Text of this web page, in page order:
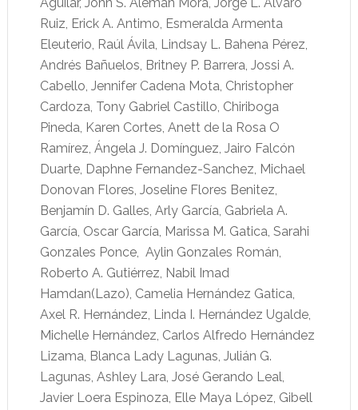
Ruiz, Erick A. Antimo, Esmeralda Armenta
Eleuterio, Raúl Ávila, Lindsay L. Bahena Pérez,
Andrés Bañuelos, Britney P. Barrera, Jossi A.
Cabello, Jennifer Cadena Mota, Christopher
Cardoza, Tony Gabriel Castillo, Chiriboga
Pineda, Karen Cortes, Anett de la Rosa O
Ramírez, Ángela J. Domínguez, Jairo Falcón
Duarte, Daphne Fernandez-Sanchez, Michael
Donovan Flores, Joseline Flores Benitez,
Benjamín D. Galles, Arly García, Gabriela A.
García, Oscar García, Marissa M. Gatica, Sarahi
Gonzales Ponce, Aylin Gonzales Román,
Roberto A. Gutiérrez, Nabil Imad
Hamdan(Lazo), Camelia Hernández Gatica,
Axel R. Hernández, Linda I. Hernández Ugalde,
Michelle Hernández, Carlos Alfredo Hernández
Lizama, Blanca Lady Lagunas, Julián G.
Lagunas, Ashley Lara, José Gerando Leal,
Javier Loera Espinoza, Elle Maya López, Gibell